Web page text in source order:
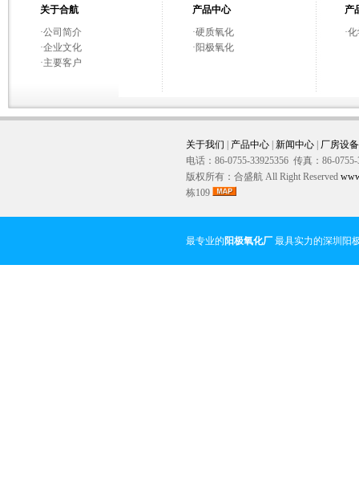
关于合航
·公司简介
·企业文化
·主要客户
产品中心
·硬质氧化
·阳极氧化
产
·
关于我们 | 产品中心 | 新闻中心 | 厂房设备
电话：86-0755-33925356 传真：86-
版权所有：合盛航 All Right Reserved
栋109
最专业的阳极氧化厂 最具实力的深圳阳